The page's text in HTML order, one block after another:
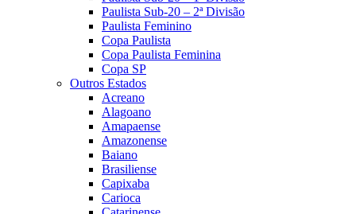
Paulista Sub-20 – 2ª Divisão
Paulista Feminino
Copa Paulista
Copa Paulista Feminina
Copa SP
Outros Estados
Acreano
Alagoano
Amapaense
Amazonense
Baiano
Brasiliense
Capixaba
Carioca